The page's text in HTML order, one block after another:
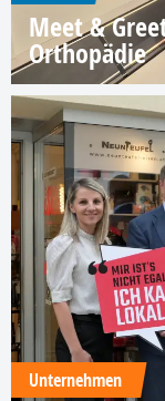
Meet &
Orthopädie
Unternehmen